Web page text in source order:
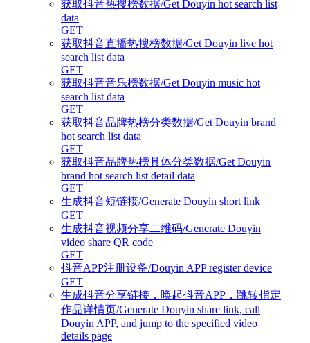
获取抖音热搜榜数据/Get Douyin hot search list
data
GET
获取抖音直播热搜榜数据/Get Douyin live hot
search list data
GET
获取抖音音乐榜数据/Get Douyin music hot
search list data
GET
获取抖音品牌热榜分类数据/Get Douyin brand
hot search list data
GET
获取抖音品牌热榜具体分类数据/Get Douyin
brand hot search list detail data
GET
生成抖音短链接/Generate Douyin short link
GET
生成抖音视频分享二维码/Generate Douyin
video share QR code
GET
抖音APP注册设备/Douyin APP register device
GET
生成抖音分享链接，唤起抖音APP，跳转指定
作品详情页/Generate Douyin share link, call
Douyin APP, and jump to the specified video
details page